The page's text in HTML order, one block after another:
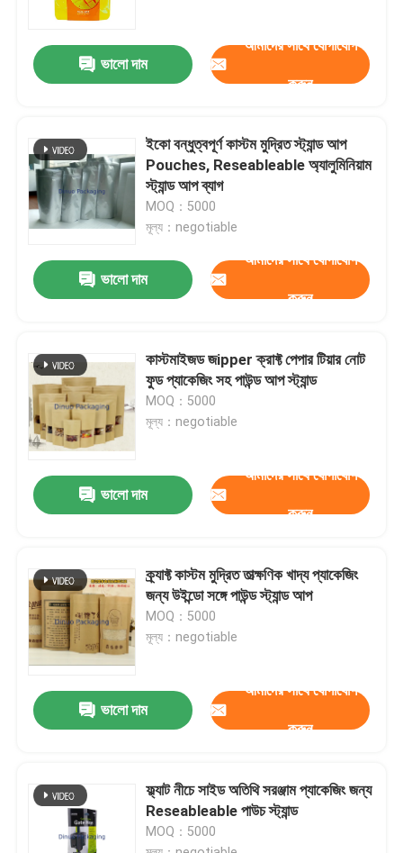
পণ্য
ভিডিও
আমাদের সম্পর্কে
মান নিয়ন্ত্রণ
খবর
মামলা
বুদ্বুদ মেইলিং ব্যাগ
ভালো দাম
আমাদের সাথে যোগাযোগ
করুন
ইকো বন্ধুত্বপূর্ণ কাস্টম মুদ্রিত স্ট্যান্ড আপ
Pouches, Reseableable অ্যালুমিনিয়াম
স্ট্যান্ড আপ ব্যাগ
MOQ：5000
মূল্য：negotiable
ভালো দাম
আমাদের সাথে যোগাযোগ
করুন
কাস্টমাইজড জipper ক্রাফ্ট পেপার টিয়ার নোট
ফুড প্যাকেজিং সহ পাউন্ড আপ স্ট্যান্ড
MOQ：5000
মূল্য：negotiable
ভালো দাম
আমাদের সাথে যোগাযোগ
করুন
ক্র্যাফ্ট কাস্টম মুদ্রিত তাত্ক্ষণিক খাদ্য প্যাকেজিং
জন্য উইন্ডো সঙ্গে পাউন্ড স্ট্যান্ড আপ
MOQ：5000
মূল্য：negotiable
ভালো দাম
আমাদের সাথে যোগাযোগ
করুন
ফ্ল্যাট নীচে সাইড অতিথি সরঞ্জাম প্যাকেজিং জন্য
Reseableable পাউচ স্ট্যান্ড
MOQ：5000